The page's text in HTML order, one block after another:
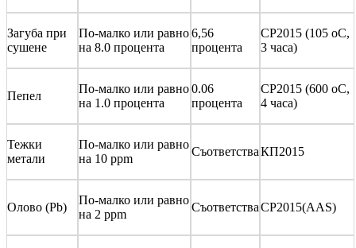
Загуба при
сушене
По-малко или равно
на 8.0 процента
6,56
процента
CP2015 (105 oC,
3 часа)
Пепел
По-малко или равно
на 1.0 процента
0.06
процента
CP2015 (600 oC,
4 часа)
Тежки
метали
По-малко или равно
на 10 ppm
СъответстваКП2015
Олово (Pb)
По-малко или равно
на 2 ppm
СъответстваCP2015(AAS)